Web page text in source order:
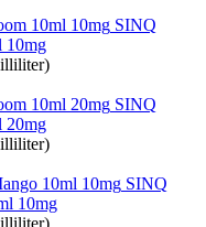
SINQ
10mg
SINQ
20mg
SINQ
10mg